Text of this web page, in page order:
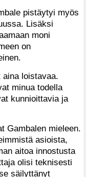
pistäytyi myös
Lisäksi
moni
on
loistavaa.
minua todella
kunnioittavia ja
Gambalen mieleen.
asioista,
aitoa innostusta
olisi teknisesti
säilyttänyt